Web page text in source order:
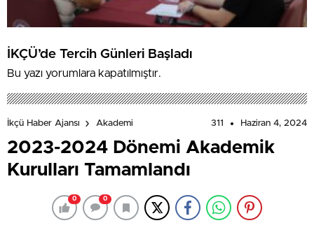
İKÇÜ’de Tercih Günleri Başladı
Bu yazı yorumlara kapatılmıştır.
İkçü Haber Ajansı Akademi 311 Haziran 4, 2024
2023-2024 Dönemi Akademik
Kurulları Tamamlandı
0 0